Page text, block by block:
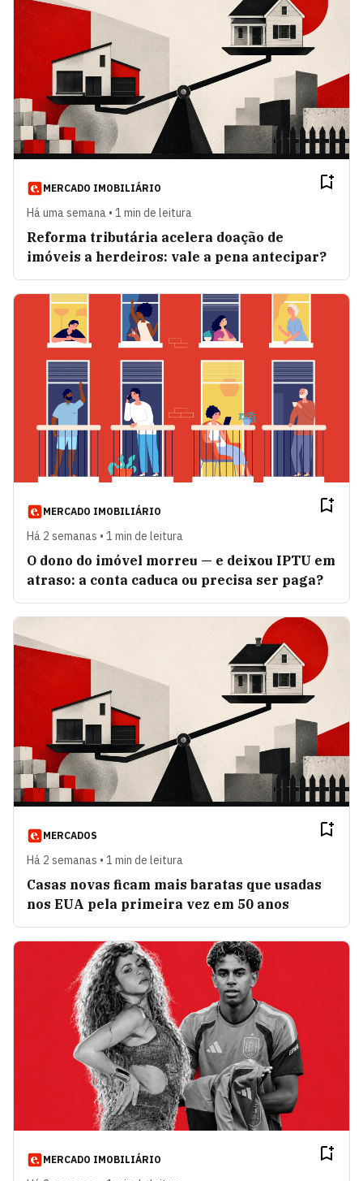
MERCADO IMOBILIÁRIO
Há uma semana • 1 min de leitura
Reforma tributária acelera doação de
imóveis a herdeiros: vale a pena antecipar?
MERCADO IMOBILIÁRIO
Há 2 semanas • 1 min de leitura
O dono do imóvel morreu — e deixou IPTU em
atraso: a conta caduca ou precisa ser paga?
MERCADOS
Há 2 semanas • 1 min de leitura
Casas novas ficam mais baratas que usadas
nos EUA pela primeira vez em 50 anos
MERCADO IMOBILIÁRIO